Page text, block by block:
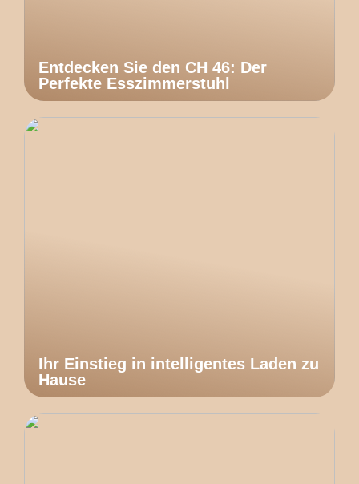
Entdecken Sie den CH 46: Der
Perfekte Esszimmerstuhl
Ihr Einstieg in intelligentes Laden zu
Hause